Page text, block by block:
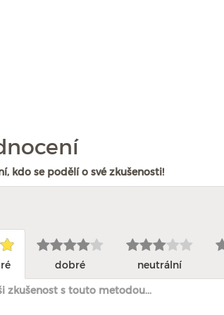
kdo se podělí o své zkušenosti!
dobré neutrální